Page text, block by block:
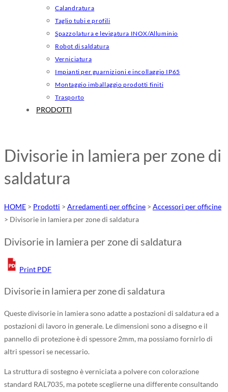
Calandratura
Taglio tubi e profili
Spazzolatura e levigatura INOX/Alluminio
Robot di saldatura
Verniciatura
Impianti per guarnizioni e incollaggio IP65
Montaggio imballaggio prodotti finiti
Trasporto
PRODOTTI
Divisorie in lamiera per zone di
saldatura
HOME > Prodotti > Arredamenti per officine > Accessori per officine
> Divisorie in lamiera per zone di saldatura
Divisorie in lamiera per zone di saldatura
Print PDF
Divisorie in lamiera per zone di saldatura
Queste divisorie in lamiera sono adatte a postazioni di saldatura ed a
postazioni di lavoro in generale. Le dimensioni sono a disegno e il
pannello di protezione è di spessore 2mm, ma possiamo fornirlo di
altri spessori se necessario.
La struttura di sostegno è verniciata a polvere con colorazione
standard RAL7035, ma potete sceglierne una differente consultando